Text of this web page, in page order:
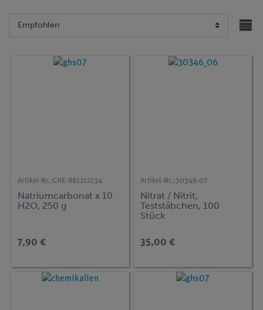
Artikel-Nr.:CHE-881212134
Natriumcarbonat x 10
H2O, 250 g
7,90 €
Artikel-Nr.:30346-07
Nitrat / Nitrit,
Teststäbchen, 100
Stück
35,00 €